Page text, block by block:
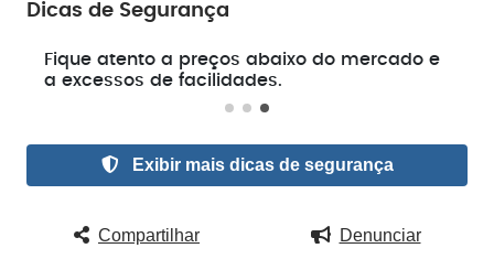
Dicas de Segurança
Fique atento a preços abaixo do mercado e
a excessos de facilidades.
Exibir mais dicas de segurança
Compartilhar Denunciar